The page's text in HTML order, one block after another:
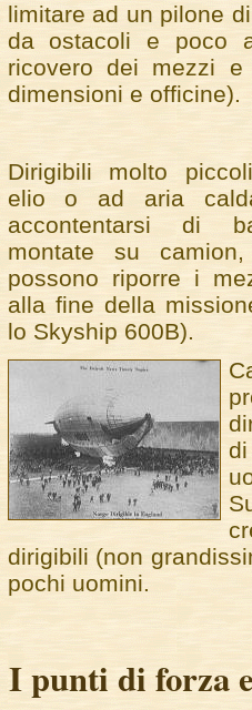
limitare ad un pilone
da ostacoli e poco
ricovero dei mezzi
dimensioni e officine).
Dirigibili molto
elio o ad aria
accontentarsi di
montate su
possono riporre i
alla fine della
lo Skyship 600B).
dirigibili (non
pochi uomini.
I punti di forza